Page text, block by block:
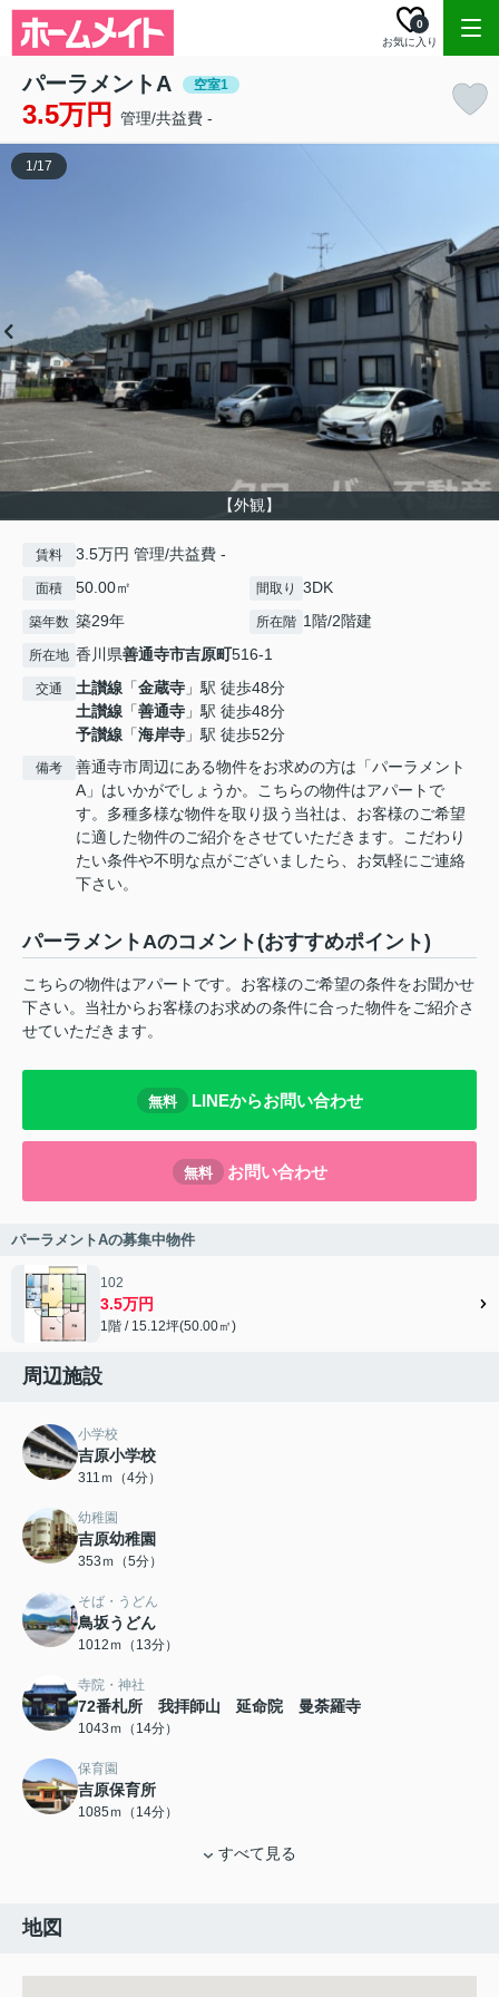
お気に入り
0
パーラメントA 空室1
3.5万円 管理/共益費 -
【外観】
1/17
賃料 3.5万円 管理/共益費 -
面積 50.00㎡ 間取り 3DK
築年数 築29年 所在階 1階/2階建
所在地 香川県善通寺市吉原町516-1
交通 土讃線 「金蔵寺 」駅 徒歩48分
土讃線 「善通寺 」駅 徒歩48分
予讃線 「海岸寺 」駅 徒歩52分
備考
善通寺市周辺にある物件をお求めの方は「パーラメント
A」はいかがでしょうか。こちらの物件はアパートで
す。多種多様な物件を取り扱う当社は、お客様のご希望
に適した物件のご紹介をさせていただきます。こだわり
たい条件や不明な点がございましたら、お気軽にご連絡
下さい。
パーラメントAのコメント(おすすめポイント)
こちらの物件はアパートです。お客様のご希望の条件をお聞かせ
下さい。当社からお客様のお求めの条件に合った物件をご紹介さ
せていただきます。
無料 LINEからお問い合わせ
無料 お問い合わせ
パーラメントAの募集中物件
102
3.5万円
1階 / 15.12坪(50.00㎡)
周辺施設
小学校
吉原小学校
311ｍ（4分）
幼稚園
吉原幼稚園
353ｍ（5分）
そば・うどん
鳥坂うどん
1012ｍ（13分）
寺院・神社
72番札所 我拝師山 延命院 曼荼羅寺
1043ｍ（14分）
保育園
吉原保育所
1085ｍ（14分）
すべて見る
地図